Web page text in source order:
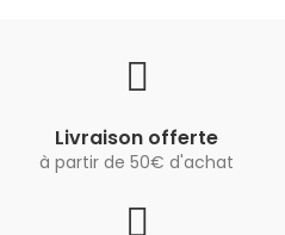
Livraison offerte
à partir de 50€ d'achat